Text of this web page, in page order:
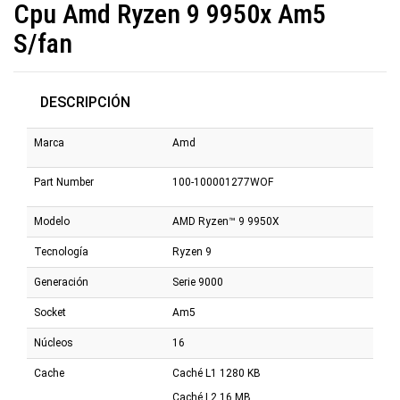
Cpu Amd Ryzen 9 9950x Am5
S/fan
DESCRIPCIÓN
Marca Amd
Part Number 100-100001277WOF
Modelo AMD Ryzen™ 9 9950X
Tecnología Ryzen 9
Generación Serie 9000
Socket Am5
Núcleos 16
Cache
Caché L1 1280 KB
Caché L2 16 MB